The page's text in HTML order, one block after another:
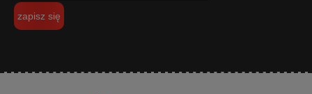
zapisz się